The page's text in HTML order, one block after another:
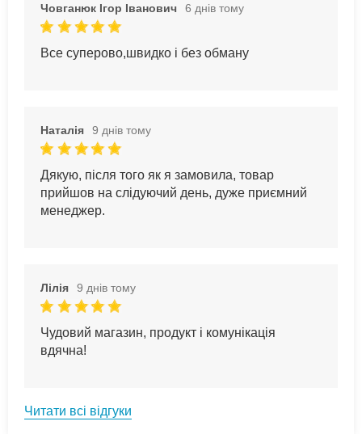
Човганюк Ігор Іванович 6 днів тому
Все суперово,швидко і без обману
Наталія 9 днів тому
Дякую, після того як я замовила, товар
прийшов на слідуючий день, дуже приємний
менеджер.
Лілія 9 днів тому
Чудовий магазин, продукт і комунікація
вдячна!
Читати всі відгуки